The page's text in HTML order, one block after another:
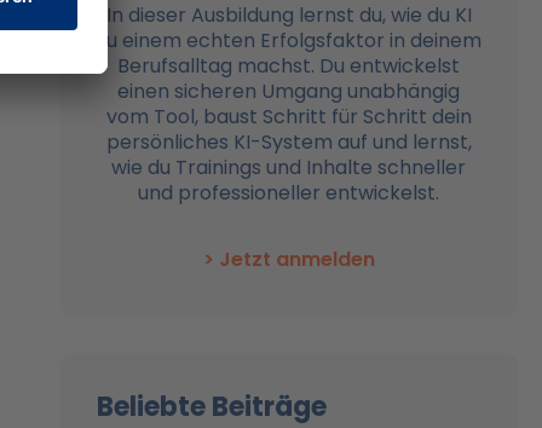
In dieser Ausbildung lernst du, wie du KI
zu einem echten Erfolgsfaktor in deinem
Berufsalltag machst. Du entwickelst
einen sicheren Umgang unabhängig
vom Tool, baust Schritt für Schritt dein
persönliches KI-System auf und lernst,
wie du Trainings und Inhalte schneller
und professioneller entwickelst.
> Jetzt anmelden
Beliebte Beiträge